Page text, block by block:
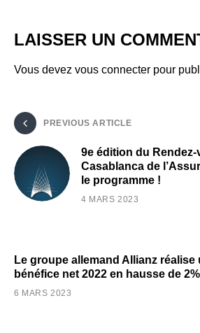
LAISSER UN
Vous devez vous connecter pour
PREVIOUS ARTICLE
9e édition du
Casablanca de
le programme !
4 MARS 2023
Le groupe allemand Allianz réalise
bénéfice net 2022 en hausse de 2%
6 MARS 2023